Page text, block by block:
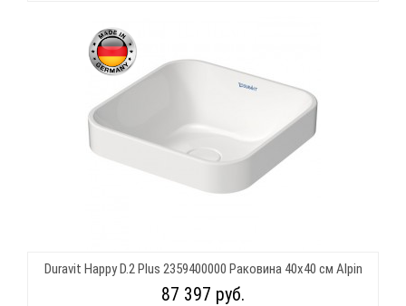
Duravit Happy D.2 Plus 2359400000 Раковина 40х40 см Alpin
87 397 руб.